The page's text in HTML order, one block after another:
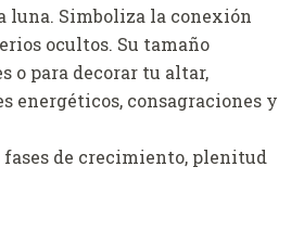
luna. Simboliza la conexión
ocultos. Su tamaño
o para decorar tu altar,
energéticos, consagraciones y
de crecimiento, plenitud